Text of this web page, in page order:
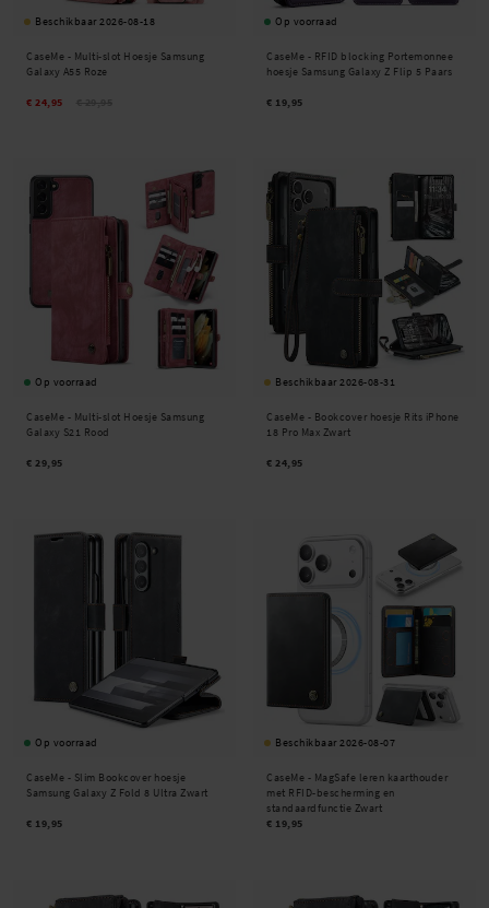
Beschikbaar 2026-08-18
CaseMe - Multi-slot Hoesje Samsung
Galaxy A55 Roze
€ 24,95
Op voorraad
CaseMe - RFID blocking Portemonnee
hoesje Samsung Galaxy Z Flip 5 Paars
€ 19,95
Op voorraad
CaseMe - Multi-slot Hoesje Samsung
Galaxy S21 Rood
€ 29,95
Beschikbaar 2026-08-31
CaseMe - Bookcover hoesje Rits iPhone
18 Pro Max Zwart
€ 24,95
Op voorraad
CaseMe - Slim Bookcover hoesje
Samsung Galaxy Z Fold 8 Ultra Zwart
€ 19,95
Beschikbaar 2026-08-07
CaseMe - MagSafe leren kaarthouder
met RFID-bescherming en
standaardfunctie Zwart
€ 19,95